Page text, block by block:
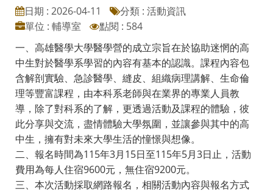
日期 : 2026-04-11
分類 : 活動資訊
單位 : 輔導室
點閱 : 584
一、高雄醫學大學醫學營的成立宗旨在於協助迷惘的高
中生對於醫學系學習的內容有基本的認識。課程內容包
含解剖實驗、急診醫學、縫皮、組織病理講解、生命倫
理等豐富課程，由本科系老師與在業界的專業人員教
導，除了對科系的了解，更透過活動及課程的體驗，彼
此分享與交流，盡情體驗大學氛圍，並讓參與其中的高
中生，擁有對未來大學生活的憧憬與想像。
二、報名時間為115年3月15日至115年5月3日止，活動
費用為每人住宿9600元，無住宿9200元。
三、本次活動採取網路報名，相關活動內容與報名方式